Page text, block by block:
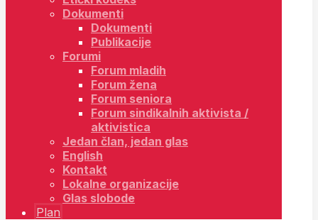
Dokumenti
Dokumenti
Publikacije
Forumi
Forum mladih
Forum žena
Forum seniora
Forum sindikalnih aktivista /
aktivistica
Jedan član, jedan glas
English
Kontakt
Lokalne organizacije
Glas slobode
Plan